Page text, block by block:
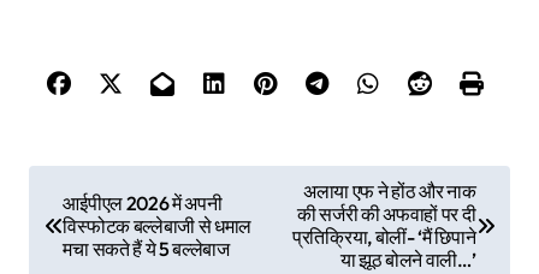
आईपीएल 2026 में अपनी
विस्फोटक बल्लेबाजी से धमाल
मचा सकते हैं ये 5 बल्लेबाज
अलाया एफ ने होंठ और नाक
की सर्जरी की अफवाहों पर दी
प्रतिक्रिया, बोलीं- ‘मैं छिपाने
या झूठ बोलने वाली…’